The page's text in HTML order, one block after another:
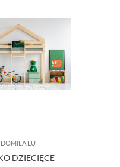
DOMILA.EU
DZIECIĘCE